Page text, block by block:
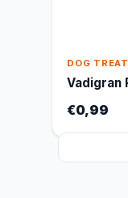
DOG
Vadigran
€0,99